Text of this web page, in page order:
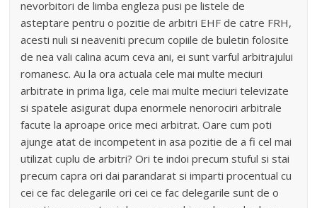
nevorbitori de limba engleza pusi pe listele de
asteptare pentru o pozitie de arbitri EHF de catre FRH,
acesti nuli si neaveniti precum copiile de buletin folosite
de nea vali calina acum ceva ani, ei sunt varful arbitrajului
romanesc. Au la ora actuala cele mai multe meciuri
arbitrate in prima liga, cele mai multe meciuri televizate
si spatele asigurat dupa enormele nenorociri arbitrale
facute la aproape orice meci arbitrat. Oare cum poti
ajunge atat de incompetent in asa pozitie de a fi cel mai
utilizat cuplu de arbitri? Ori te indoi precum stuful si stai
precum capra ori dai parandarat si imparti procentual cu
cei ce fac delegarile ori cei ce fac delegarile sunt de o